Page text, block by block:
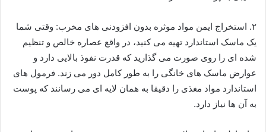
۲. ​استخراج ایمن مواد موثره بدون افزودنی های مخرب: ​وقتی شما
یک ماسک استاندارد تهیه می کنید، در واقع عصاره خالص و تنظیم
شده ای را روی صورت می گذارید که قدرت نفوذ بالایی دارد و
عوارض ماسک های خانگی را به طور کامل دور می زند. فرمول های
استاندارد مواد مغذی را دقیقا به همان لایه ای می رسانند که پوست
به آن ها نیاز دارد.